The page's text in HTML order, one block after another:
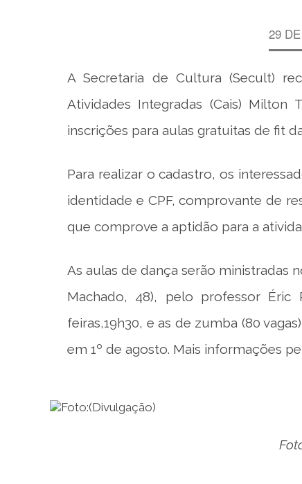
29
A Secretaria de Cultura (Secult)
Atividades Integradas (Cais) Milton
inscrições para aulas gratuitas de fit
Para realizar o cadastro, os
identidade e CPF, comprovante de
que comprove a aptidão para a
As aulas de dança serão ministradas
Machado, 48), pelo professor Éric
feiras,19h30, e as de zumba (80
em 1º de agosto. Mais informações